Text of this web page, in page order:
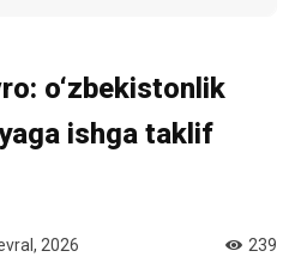
o‘zbekistonlik
ishga taklif
2026 239